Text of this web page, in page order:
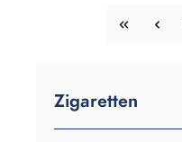
Zigaretten